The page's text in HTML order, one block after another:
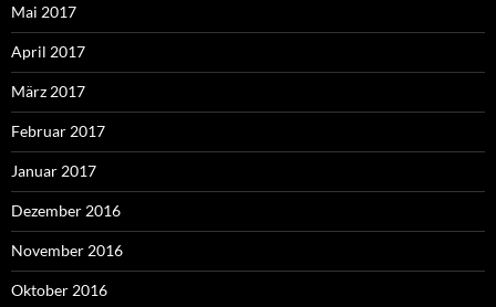
Mai 2017
April 2017
März 2017
Februar 2017
Januar 2017
Dezember 2016
November 2016
Oktober 2016